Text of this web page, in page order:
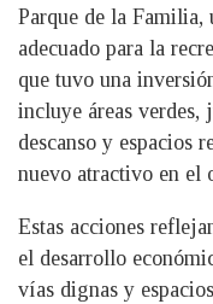
Parque de la Familia,
adecuado para la
que tuvo una
incluye áreas verdes,
descanso y espacios
nuevo atractivo en el
Estas acciones
el desarrollo
vías dignas y